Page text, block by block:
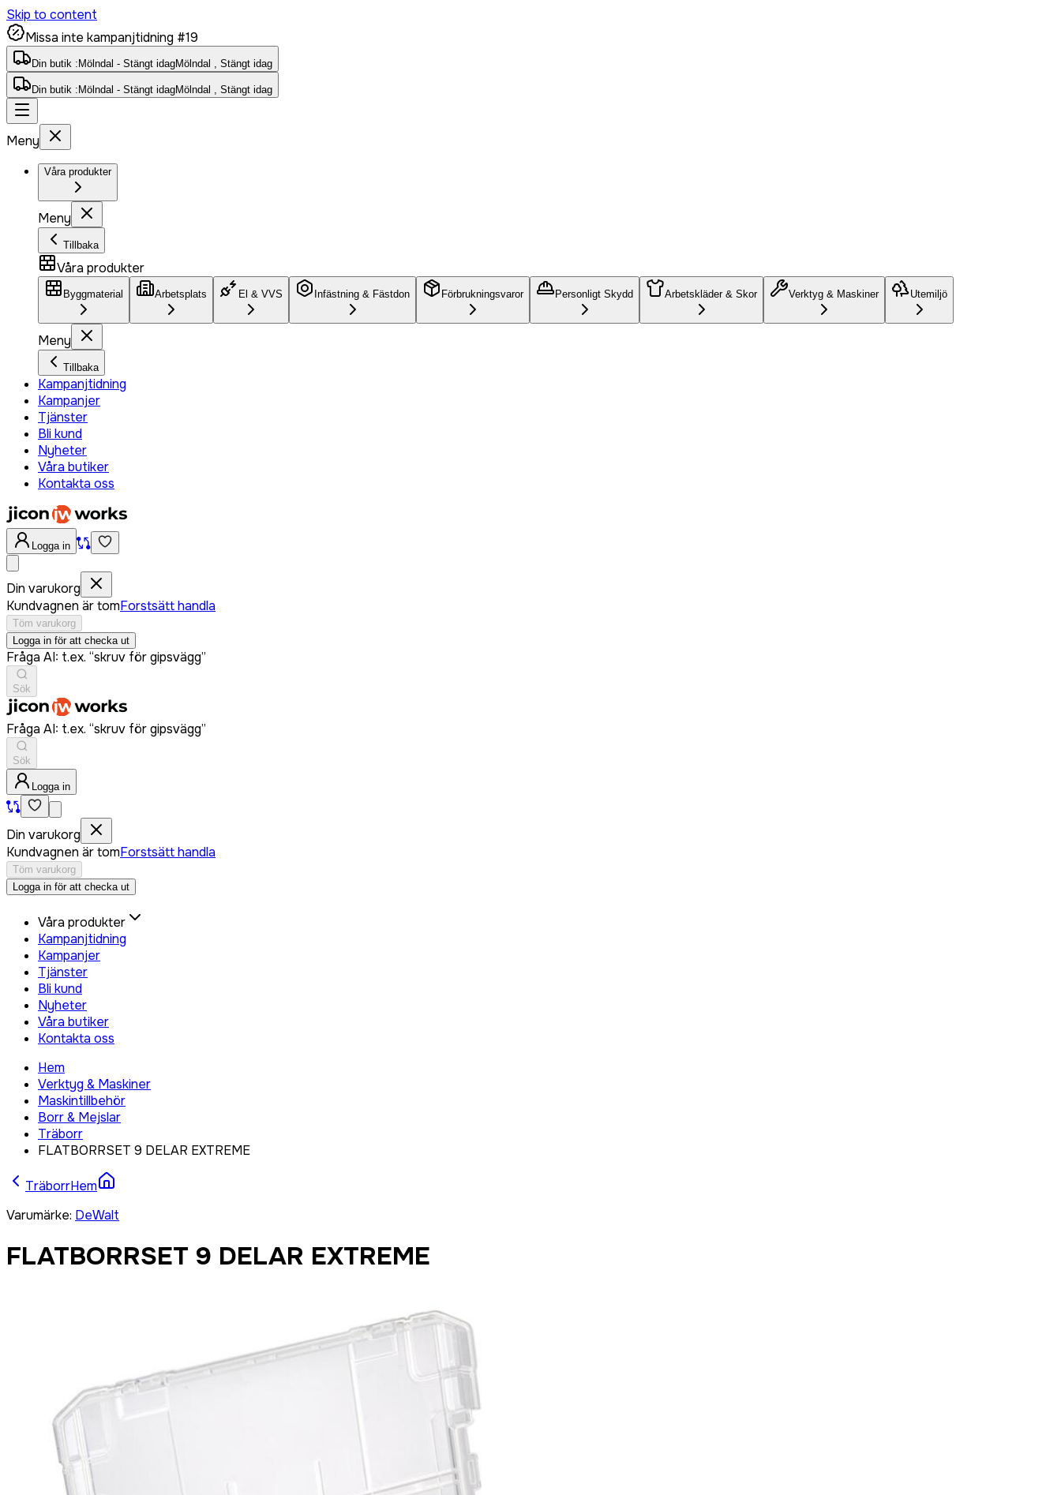
Skip to content
Missa inte kampanjtidning #19
Din butik : Mölndal - Stängt idagMölndal , Stängt idag
Din butik : Mölndal - Stängt idagMölndal , Stängt idag
Meny
Våra produkter
Meny
Tillbaka
Våra produkter
Byggmaterial Arbetsplats El & VVS Infästning & Fästdon Förbrukningsvaror Personligt Skydd Arbetskläder & Skor Verktyg & Maskiner Utemiljö
Meny
Tillbaka
Kampanjtidning
Kampanjer
Tjänster
Bli kund
Nyheter
Våra butiker
Kontakta oss
Logga in
Din varukorg
Kundvagnen är tomForstsätt handla
Töm varukorg
Logga in för att checka ut
Fråga AI: t.ex. “skruv för gipsvägg”
Sök
Fråga AI: t.ex. “skruv för gipsvägg”
Sök
Logga in
Din varukorg
Kundvagnen är tomForstsätt handla
Töm varukorg
Logga in för att checka ut
Våra produkter
Kampanjtidning
Kampanjer
Tjänster
Bli kund
Nyheter
Våra butiker
Kontakta oss
Hem
Verktyg & Maskiner
Maskintillbehör
Borr & Mejslar
Träborr
FLATBORRSET 9 DELAR EXTREME
TräborrHem
Varumärke: DeWalt
FLATBORRSET 9 DELAR EXTREME